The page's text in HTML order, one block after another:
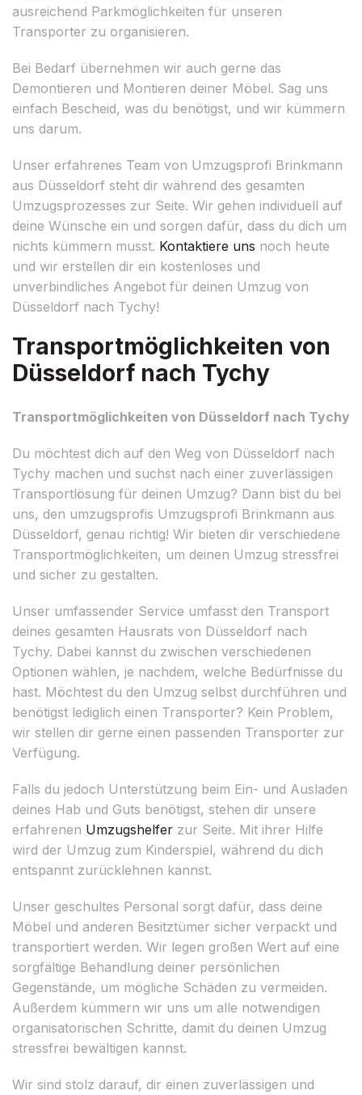
ausreichend Parkmöglichkeiten für unseren
Transporter zu organisieren.
Bei Bedarf übernehmen wir auch gerne das
Demontieren und Montieren deiner Möbel. Sag uns
einfach Bescheid, was du benötigst, und wir kümmern
uns darum.
Unser erfahrenes Team von Umzugsprofi Brinkmann
aus Düsseldorf steht dir während des gesamten
Umzugsprozesses zur Seite. Wir gehen individuell auf
deine Wünsche ein und sorgen dafür, dass du dich um
nichts kümmern musst. Kontaktiere uns noch heute
und wir erstellen dir ein kostenloses und
unverbindliches Angebot für deinen Umzug von
Düsseldorf nach Tychy!
Transportmöglichkeiten von
Düsseldorf nach Tychy
Transportmöglichkeiten von Düsseldorf nach Tychy
Du möchtest dich auf den Weg von Düsseldorf nach
Tychy machen und suchst nach einer zuverlässigen
Transportlösung für deinen Umzug? Dann bist du bei
uns, den umzugsprofis Umzugsprofi Brinkmann aus
Düsseldorf, genau richtig! Wir bieten dir verschiedene
Transportmöglichkeiten, um deinen Umzug stressfrei
und sicher zu gestalten.
Unser umfassender Service umfasst den Transport
deines gesamten Hausrats von Düsseldorf nach
Tychy. Dabei kannst du zwischen verschiedenen
Optionen wählen, je nachdem, welche Bedürfnisse du
hast. Möchtest du den Umzug selbst durchführen und
benötigst lediglich einen Transporter? Kein Problem,
wir stellen dir gerne einen passenden Transporter zur
Verfügung.
Falls du jedoch Unterstützung beim Ein- und Ausladen
deines Hab und Guts benötigst, stehen dir unsere
erfahrenen Umzugshelfer zur Seite. Mit ihrer Hilfe
wird der Umzug zum Kinderspiel, während du dich
entspannt zurücklehnen kannst.
Unser geschultes Personal sorgt dafür, dass deine
Möbel und anderen Besitztümer sicher verpackt und
transportiert werden. Wir legen großen Wert auf eine
sorgfältige Behandlung deiner persönlichen
Gegenstände, um mögliche Schäden zu vermeiden.
Außerdem kümmern wir uns um alle notwendigen
organisatorischen Schritte, damit du deinen Umzug
stressfrei bewältigen kannst.
Wir sind stolz darauf, dir einen zuverlässigen und